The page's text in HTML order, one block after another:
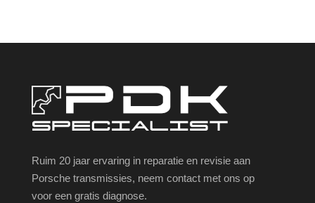
Ruim 20 jaar ervaring in reparatie en revisie aan
Porsche transmissies, neem contact met ons op
voor een gratis diagnose.